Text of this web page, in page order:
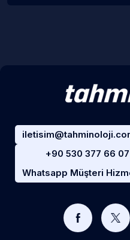
+90 530 377 66 07
Whatsapp Müşteri